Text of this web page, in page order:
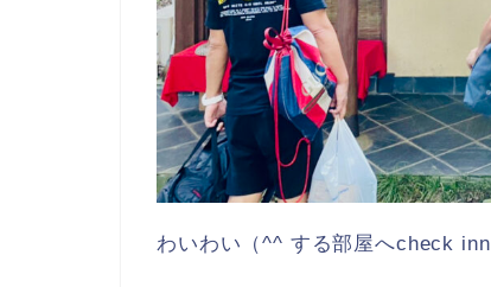
わいわい（^^ する部屋へcheck inn